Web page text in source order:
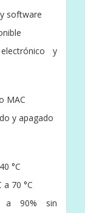
software
y
MAC
y apagado
°C
70 °C
a 90% sin